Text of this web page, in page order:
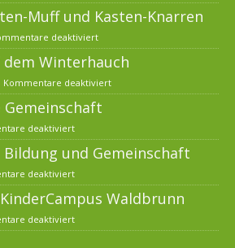
Muff und Kasten-Knarren
deaktiviert
Winterhauch
Kommentare deaktiviert
Gemeinschaft
deaktiviert
und Gemeinschaft
deaktiviert
Waldbrunn
deaktiviert